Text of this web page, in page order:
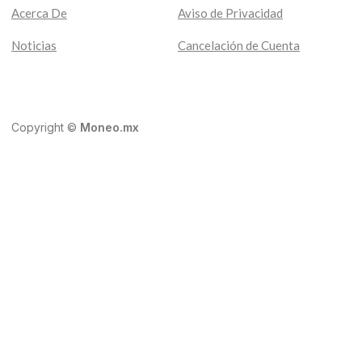
Acerca De
Noticias
Aviso de Privacidad
Cancelación de Cuenta
Copyright © Moneo.mx